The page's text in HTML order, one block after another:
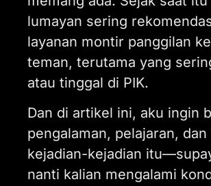
lumayan sering
layanan montir panggilan
teman, terutama yang
atau tinggal di PIK.
Dan di artikel ini, aku ingin
pengalaman, pelajaran,
kejadian-kejadian
nanti kalian mengalami